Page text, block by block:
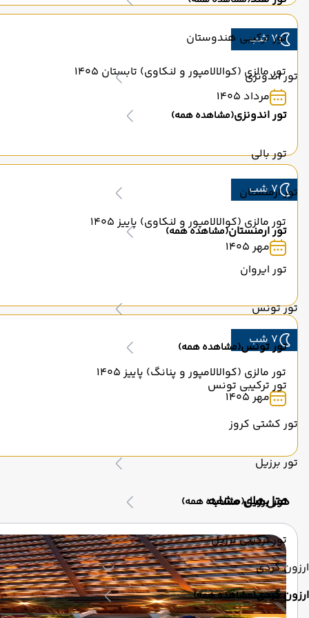
تور ترکیبی هندوستان
تور اندونزی
تور اندونزی(مشاهده همه)
تور بالی
تور ارمنستان
تور ارمنستان(مشاهده همه)
تور ایروان
تور تونس
تور تونس(مشاهده همه)
تور ترکیبی تونس
تور کشتی کروز
تور برزیل
تور برزیل(مشاهده همه)
تور ترکیبی برزیل
ارزون گردی
ارزون گردی(مشاهده همه)
7 شب
تور مالزی (کوالالامپور و لنکاوی) تابستان 1405
مرداد 1405
7 شب
تور مالزی (کوالالامپور و لنکاوی) پاییز 1405
مهر 1405
7 شب
تور مالزی (کوالالامپور و پنانگ) پاییز 1405
مهر 1405
‌هتل‌های مشابه